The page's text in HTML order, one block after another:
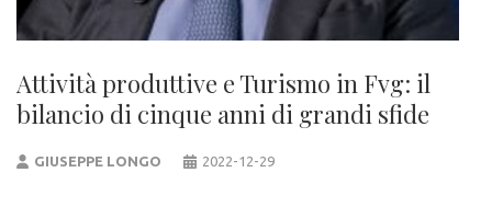
Attività produttive e Turismo in Fvg: il
bilancio di cinque anni di grandi sfide
GIUSEPPE LONGO 2022-12-29